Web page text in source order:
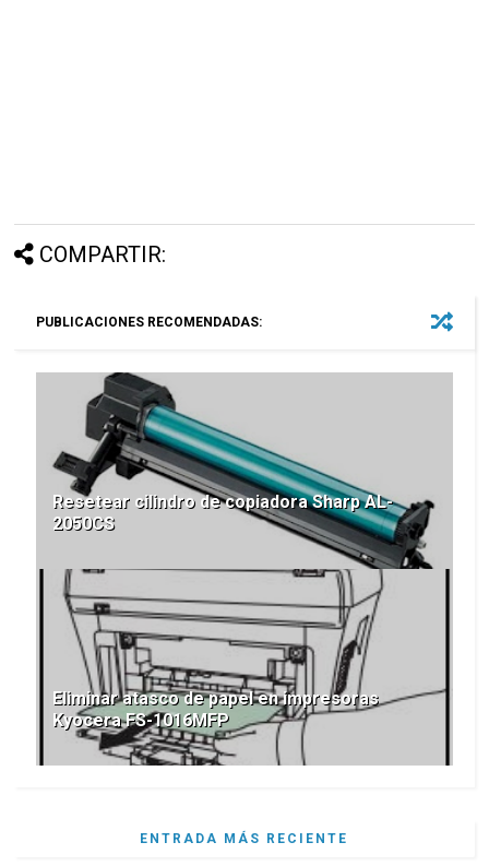
COMPARTIR:
PUBLICACIONES RECOMENDADAS:
Resetear cilindro de copiadora Sharp AL-
2050CS
Eliminar atasco de papel en impresoras
Kyocera FS-1016MFP
ENTRADA MÁS RECIENTE